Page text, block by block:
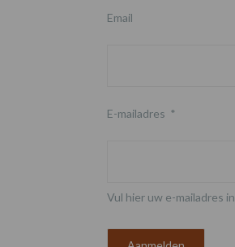
Email
E-mailadres *
Vul hier uw e-mailadres in